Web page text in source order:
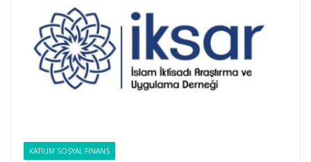
KATILIM SOSYAL FINANS